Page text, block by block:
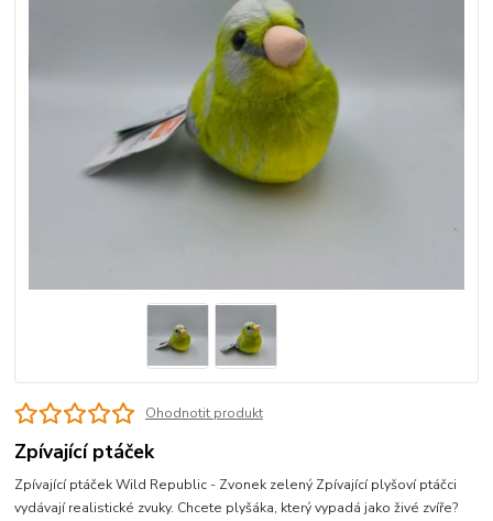
Ohodnotit produkt
Zpívající ptáček
Zpívající ptáček Wild Republic - Zvonek zelený Zpívající plyšoví ptáčci
vydávají realistické zvuky. Chcete plyšáka, který vypadá jako živé zvíře?